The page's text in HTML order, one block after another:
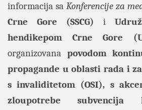
informacija sa Konferencije za
Crne Gore (SSCG) i
hendikepom Crne Gore
organizovana povodom
propagande u oblasti rada i
s invaliditetom (OSI), s
zloupotrebe subvencija